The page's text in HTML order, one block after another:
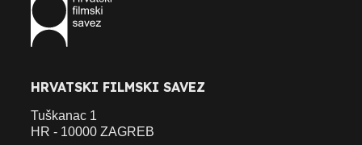
HRVATSKI FILMSKI SAVEZ
Tuškanac 1
HR - 10000 ZAGREB